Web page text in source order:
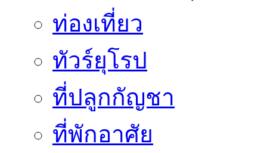
ท่องเที่ยว
ทัวร์ยุโรป
ที่ปลูกกัญชา
ที่พักอาศัย